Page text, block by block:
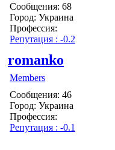
Сообщения: 68
Город: Украина
Профессия:
Репутация : -0.2
romanko
Members
Сообщения: 46
Город: Украина
Профессия:
Репутация : -0.1